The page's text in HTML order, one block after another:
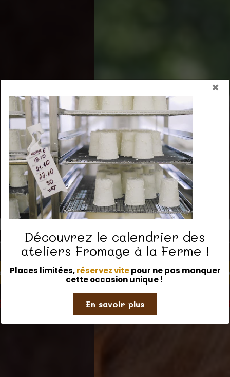
×
Découvrez le calendrier des
ateliers Fromage à la Ferme !
Places limitées,réservez vitepour ne pas manquer
cette occasion unique !
En savoir plus
Votre ferme familiale
traditionnelle
Contactez-nous